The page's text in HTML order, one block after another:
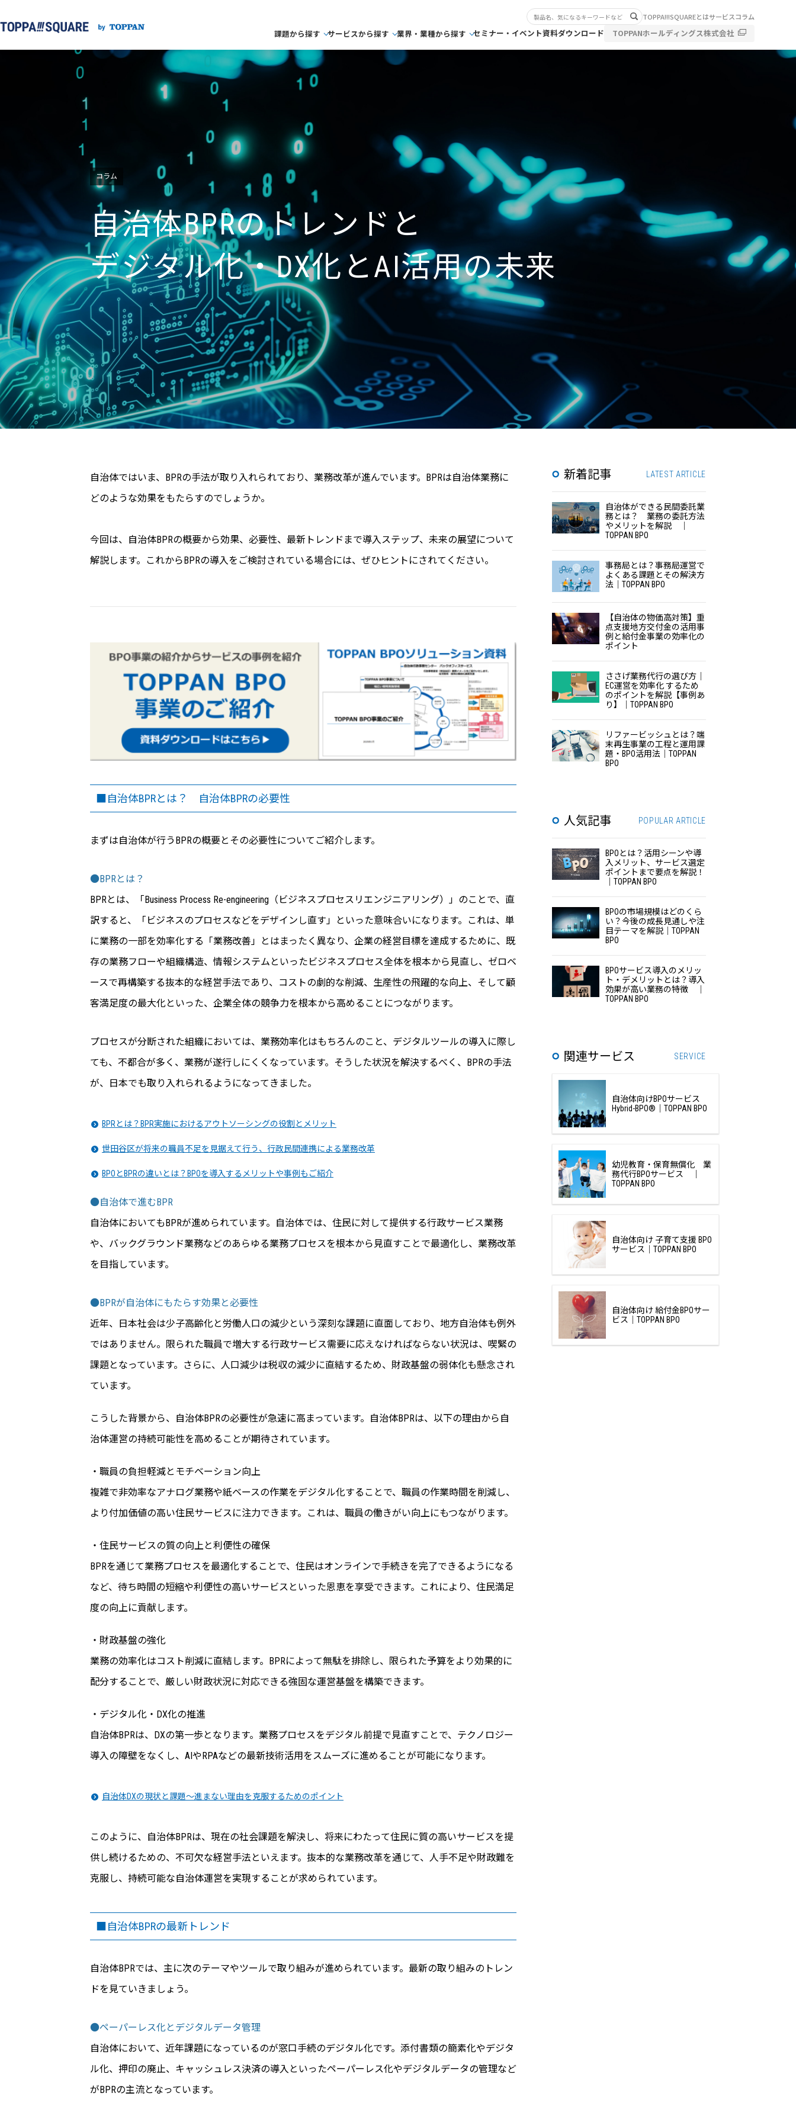
TOPPA!!!SQUAREとはサービスコラム
課題から探す サービスから探す 業界・業種から探す セミナー・イベント資料ダウンロード TOPPANホールディングス株式会社
コラム
自治体BPRのトレンドと
デジタル化・DX化とAI活用の未来
自治体ではいま、BPRの手法が取り入れられており、業務改革が進んでいます。BPRは自治体業務に
どのような効果をもたらすのでしょうか。
今回は、自治体BPRの概要から効果、必要性、最新トレンドまで導入ステップ、未来の展望について
解説します。これからBPRの導入をご検討されている場合には、ぜひヒントにされてください。
■自治体BPRとは？ 自治体BPRの必要性
まずは自治体が行うBPRの概要とその必要性についてご紹介します。
●BPRとは？
BPRとは、「Business Process Re-engineering（ビジネスプロセスリエンジニアリング）」のことで、直
訳すると、「ビジネスのプロセスなどをデザインし直す」といった意味合いになります。これは、単
に業務の一部を効率化する「業務改善」とはまったく異なり、企業の経営目標を達成するために、既
存の業務フローや組織構造、情報システムといったビジネスプロセス全体を根本から見直し、ゼロベ
ースで再構築する抜本的な経営手法であり、コストの劇的な削減、生産性の飛躍的な向上、そして顧
客満足度の最大化といった、企業全体の競争力を根本から高めることにつながります。
プロセスが分断された組織においては、業務効率化はもちろんのこと、デジタルツールの導入に際し
ても、不都合が多く、業務が遂行しにくくなっています。そうした状況を解決するべく、BPRの手法
が、日本でも取り入れられるようになってきました。
BPRとは？BPR実施におけるアウトソーシングの役割とメリット
世田谷区が将来の職員不足を見据えて行う、行政民間連携による業務改革
BPOとBPRの違いとは？BPOを導入するメリットや事例もご紹介
●自治体で進むBPR
自治体においてもBPRが進められています。自治体では、住民に対して提供する行政サービス業務
や、バックグラウンド業務などのあらゆる業務プロセスを根本から見直すことで最適化し、業務改革
を目指しています。
●BPRが自治体にもたらす効果と必要性
近年、日本社会は少子高齢化と労働人口の減少という深刻な課題に直面しており、地方自治体も例外
ではありません。限られた職員で増大する行政サービス需要に応えなければならない状況は、喫緊の
課題となっています。さらに、人口減少は税収の減少に直結するため、財政基盤の弱体化も懸念され
ています。
こうした背景から、自治体BPRの必要性が急速に高まっています。自治体BPRは、以下の理由から自
治体運営の持続可能性を高めることが期待されています。
・職員の負担軽減とモチベーション向上
複雑で非効率なアナログ業務や紙ベースの作業をデジタル化することで、職員の作業時間を削減し、
より付加価値の高い住民サービスに注力できます。これは、職員の働きがい向上にもつながります。
・住民サービスの質の向上と利便性の確保
BPRを通じて業務プロセスを最適化することで、住民はオンラインで手続きを完了できるようになる
など、待ち時間の短縮や利便性の高いサービスといった恩恵を享受できます。これにより、住民満足
度の向上に貢献します。
・財政基盤の強化
業務の効率化はコスト削減に直結します。BPRによって無駄を排除し、限られた予算をより効果的に
配分することで、厳しい財政状況に対応できる強固な運営基盤を構築できます。
・デジタル化・DX化の推進
自治体BPRは、DXの第一歩となります。業務プロセスをデジタル前提で見直すことで、テクノロジー
導入の障壁をなくし、AIやRPAなどの最新技術活用をスムーズに進めることが可能になります。
自治体DXの現状と課題～進まない理由を克服するためのポイント
このように、自治体BPRは、現在の社会課題を解決し、将来にわたって住民に質の高いサービスを提
供し続けるための、不可欠な経営手法といえます。抜本的な業務改革を通じて、人手不足や財政難を
克服し、持続可能な自治体運営を実現することが求められています。
■自治体BPRの最新トレンド
自治体BPRでは、主に次のテーマやツールで取り組みが進められています。最新の取り組みのトレン
ドを見ていきましょう。
●ペーパーレス化とデジタルデータ管理
自治体において、近年課題になっているのが窓口手続のデジタル化です。添付書類の簡素化やデジタ
ル化、押印の廃止、キャッシュレス決済の導入といったペーパーレス化やデジタルデータの管理など
がBPRの主流となっています。
新着記事 LATEST ARTICLE
自治体ができる民間委託業
務とは？ 業務の委託方法
やメリットを解説 ｜
TOPPAN BPO
事務局とは？事務局運営で
よくある課題とその解決方
法｜TOPPAN BPO
【自治体の物価高対策】重
点支援地方交付金の活用事
例と給付金事業の効率化の
ポイント
ささげ業務代行の選び方｜
EC運営を効率化 するため
のポイントを解説【事例あ
り】｜TOPPAN BPO
リファービッシュとは？端
末再生事業の工程と運用課
題・BPO活用法｜TOPPAN
BPO
人気記事 POPULAR ARTICLE
BPOとは？活用シーンや導
入メリット、サービス選定
ポイントまで要点を解説！
｜TOPPAN BPO
BPOの市場規模はどのくら
い？今後の成長見通しや注
目テーマを解説｜TOPPAN
BPO
BPOサービス導入のメリッ
ト・デメリットとは？導入
効果が高い業務の特徴 ｜
TOPPAN BPO
関連サービス SERVICE
自治体向けBPOサービス
Hybrid-BPO®｜TOPPAN BPO
幼児教育・保育無償化 業
務代行BPOサービス ｜
TOPPAN BPO
自治体向け 子育て支援 BPO
サービス｜TOPPAN BPO
自治体向け 給付金BPOサー
ビス｜TOPPAN BPO